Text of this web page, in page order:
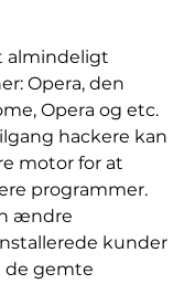
almindeligt
Opera, den
Opera og etc.
hackere kan
motor for at
programmer.
ændre
kunder
de gemte